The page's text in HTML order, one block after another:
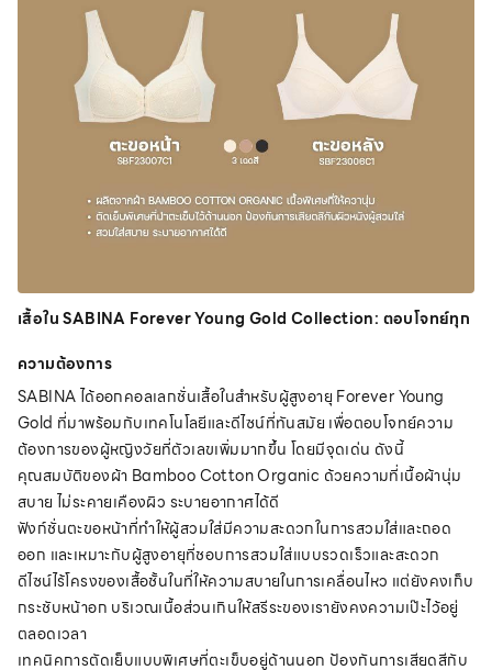
เสื้อใน SABINA Forever Young Gold Collection: ตอบโจทย์ทุก
ความต้องการ
SABINA ได้ออกคอลเลกชั่นเสื้อในสำหรับผู้สูงอายุ Forever Young
Gold ที่มาพร้อมกับเทคโนโลยีและดีไซน์ที่ทันสมัย เพื่อตอบโจทย์ความ
ต้องการของผู้หญิงวัยที่ตัวเลขเพิ่มมากขึ้น โดยมีจุดเด่น ดังนี้
คุณสมบัติของผ้า Bamboo Cotton Organic ด้วยความที่เนื้อผ้านุ่ม
สบาย ไม่ระคายเคืองผิว ระบายอากาศได้ดี
ฟังก์ชั่นตะขอหน้าที่ทำให้ผู้สวมใส่มีความสะดวกในการสวมใส่และถอด
ออก และเหมาะกับผู้สูงอายุที่ชอบการสวมใส่แบบรวดเร็วและสะดวก
ดีไซน์ไร้โครงของเสื้อชั้นในที่ให้ความสบายในการเคลื่อนไหว แต่ยังคงเก็บ
กระชับหน้าอก บริเวณเนื้อส่วนเกินให้สรีระของเรายังคงความเป๊ะไว้อยู่
ตลอดเวลา
เทคนิคการตัดเย็บแบบพิเศษที่ตะเข็บอยู่ด้านนอก ป้องกันการเสียดสีกับ